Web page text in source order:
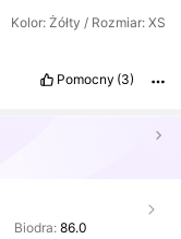
Kolor: Żółty / Rozmiar: XS
Pomocny (3)
Biodra: 86.0